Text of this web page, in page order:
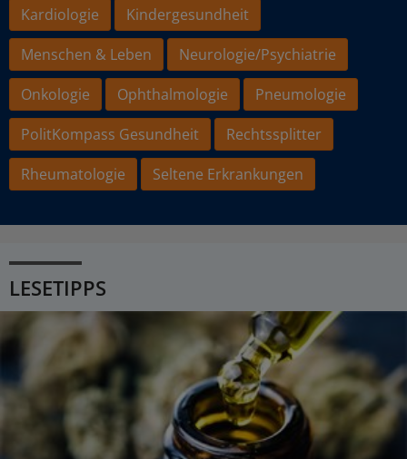
Kardiologie
Kindergesundheit
Menschen & Leben
Neurologie/Psychiatrie
Onkologie
Ophthalmologie
Pneumologie
PolitKompass Gesundheit
Rechtssplitter
Rheumatologie
Seltene Erkrankungen
LESETIPPS